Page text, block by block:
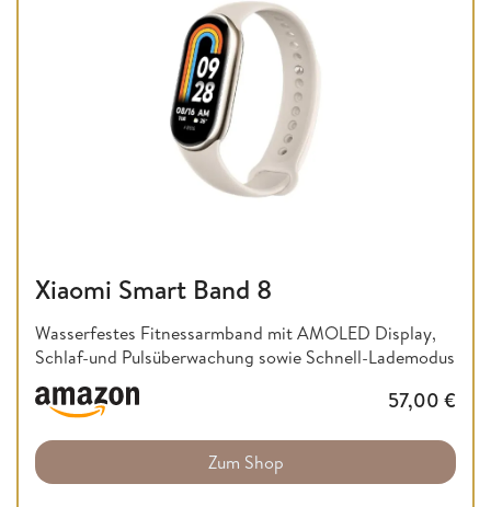
Xiaomi Smart Band 8
Wasserfestes Fitnessarmband mit AMOLED Display,
Schlaf-und Pulsüberwachung sowie Schnell-Lademodus
57,00 €
Zum Shop